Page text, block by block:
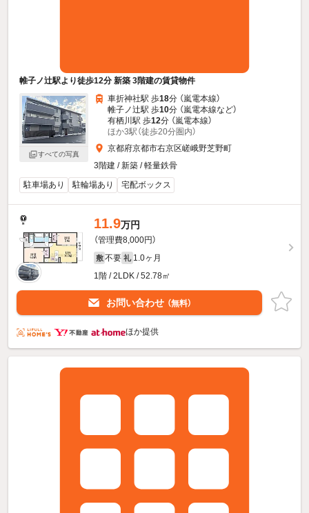
帷子ノ辻駅より徒歩12分 新築 3階建の賃貸物件
すべての写真
車折神社駅 歩18分 （嵐電本線）
帷子ノ辻駅 歩10分 （嵐電本線など）
有栖川駅 歩12分 （嵐電本線）
ほか3駅（徒歩20分圏内）
京都府京都市右京区嵯峨野芝野町
3階建 / 新築 / 軽量鉄骨
駐車場あり
駐輪場あり 宅配ボックス
11.9万円
（管理費8,000円）
敷 不要 礼 1.0ヶ月
1階 / 2LDK / 52.78㎡
お問い合わせ （無料）
ほか提供